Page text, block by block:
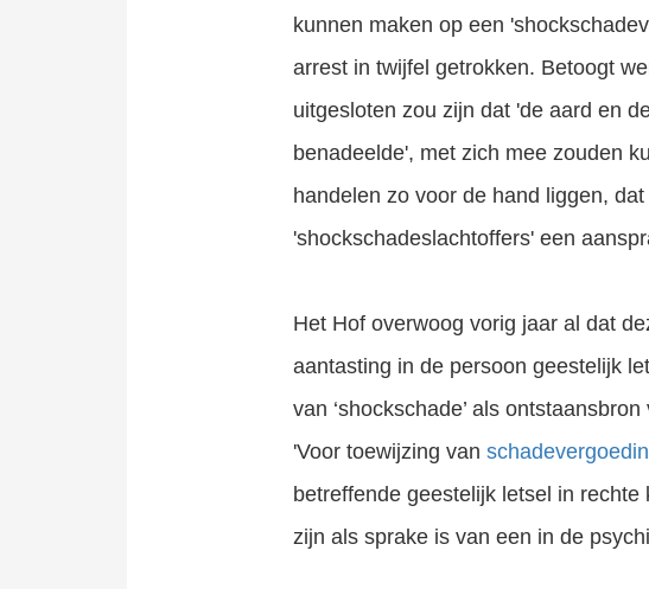
kunnen maken op een
arrest in twijfel getrokken. Betoogt
uitgesloten zou zijn dat 'de aard en
benadeelde', met zich mee zouden
handelen zo voor de hand liggen,
'shockschadeslachtoffers' een
Het Hof overwoog vorig jaar al dat
aantasting in de persoon geestelijk
van ‘shockschade’ als
'Voor toewijzing van
betreffende geestelijk letsel in
zijn als sprake is van een in de